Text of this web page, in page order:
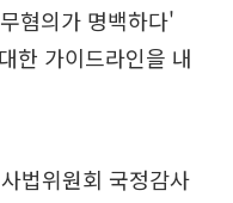
혐의가 명백하다'
한 가이드라인을 내
법위원회 국정감사